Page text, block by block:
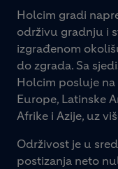
Holcim gradi
održivu gradnju i
izgrađenom
do zgrada. Sa
Holcim posluje
Europe, Latinske
Afrike i Azije, uz
Održivost je u
postizanja neto